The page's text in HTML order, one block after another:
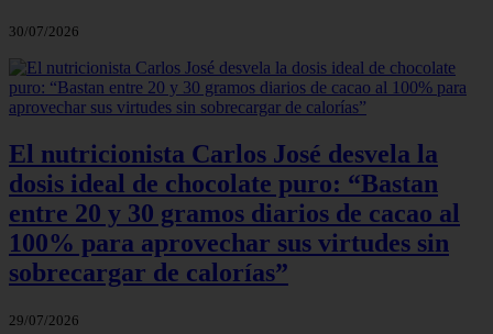
30/07/2026
El nutricionista Carlos José desvela la
dosis ideal de chocolate puro: “Bastan
entre 20 y 30 gramos diarios de cacao al
100% para aprovechar sus virtudes sin
sobrecargar de calorías”
29/07/2026